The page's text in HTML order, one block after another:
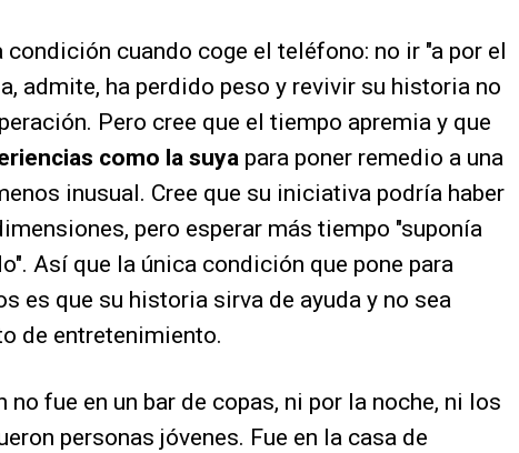
cuando coge el teléfono: no ir "a por el
admite, ha perdido peso y revivir su historia no
Pero cree que el tiempo apremia y que
como la suya para poner remedio a una
inusual. Cree que su iniciativa podría haber
pero esperar más tiempo "suponía
Así que la única condición que pone para
es que su historia sirva de ayuda y no sea
de entretenimiento.
no fue en un bar de copas, ni por la noche, ni los
personas jóvenes. Fue en la casa de